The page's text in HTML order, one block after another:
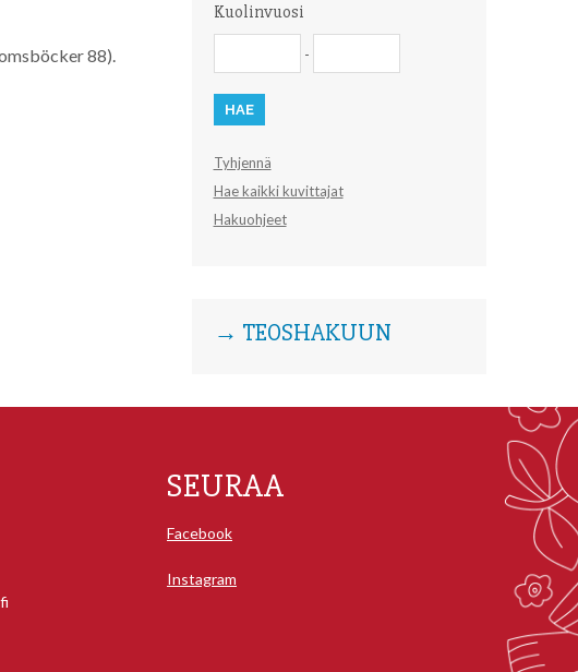
88).
Kuolinvuosi
-
Tyhjennä
Hae kaikki kuvittajat
Hakuohjeet
→ TEOSHAKUUN
SEURAA
Facebook
Instagram